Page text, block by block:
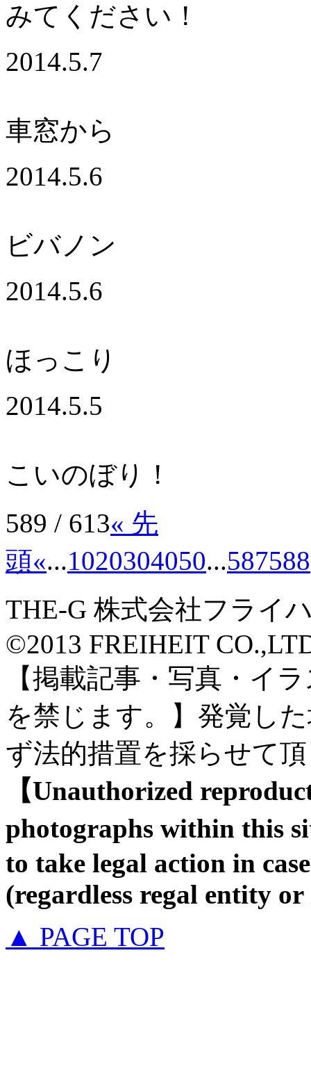
みてください！
2014.5.7
車窓から
2014.5.6
ビバノン
2014.5.6
ほっこり
2014.5.5
こいのぼり！
589 / 613« 先
頭«...1020304050...587588
THE-G 株式会社フライ
©2013 FREIHEIT
【掲載記事・写真・イ
を禁じます。】発覚し
ず法的措置を採らせて
【Unauthorized
photographs within this
to take legal action in
(regardless regal entity
▲ PAGE TOP